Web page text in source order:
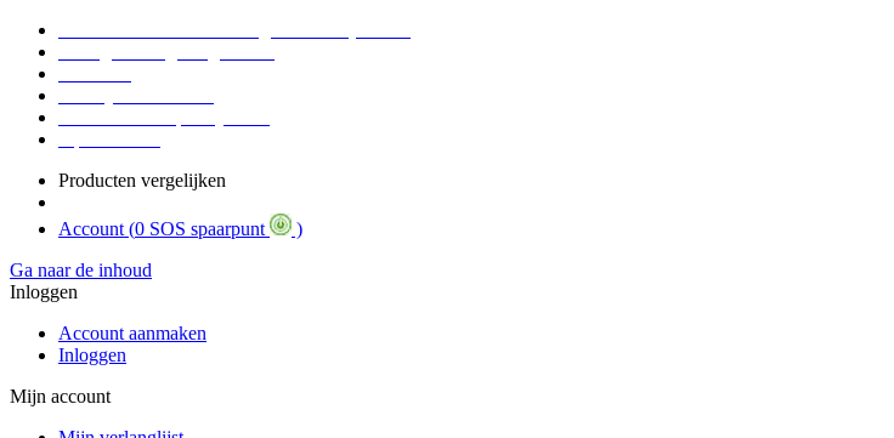
Producten vergelijken
Account (0 SOS spaarpunt
)
Ga naar de inhoud
Inloggen
Account aanmaken
Inloggen
Mijn account